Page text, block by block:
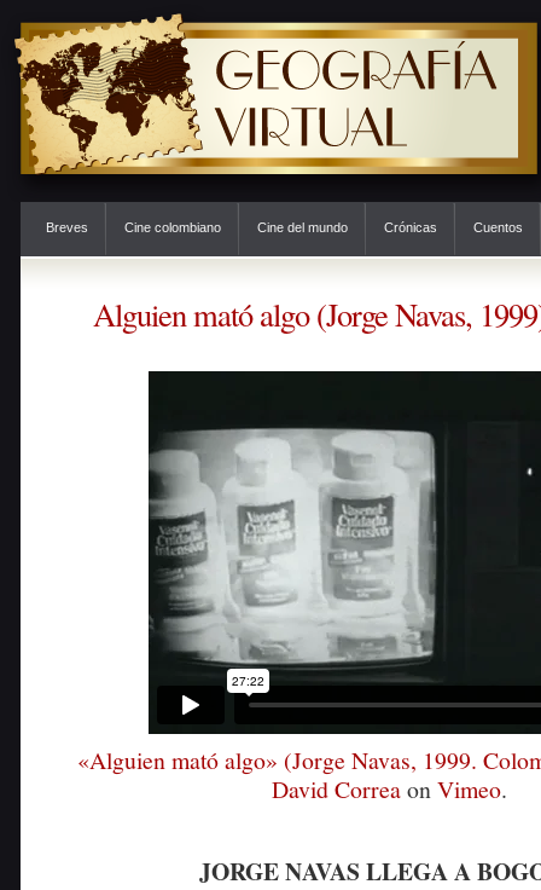
Breves Cine colombiano Cine del mundo Crónicas Cuentos
Alguien mató algo (Jorge Navas,
«Alguien mató algo» (Jorge Navas, 1999.
David CorreaonVimeo.
JORGE NAVAS LLEGA A